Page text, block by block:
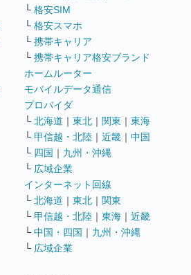
└ 格安SIM
└ 格安スマホ
└ 携帯キャリア
└ 携帯キャリア格安ブランド
ホームルーター
モバイルデータ通信
プロバイダ
└ 北海道 ｜ 東北 ｜ 関東 ｜ 東海
└ 甲信越・北陸 ｜ 近畿 ｜ 中国
└ 四国 ｜ 九州・沖縄
└ 広域企業
インターネット回線
└ 北海道 ｜ 東北 ｜ 関東
└ 甲信越・北陸 ｜ 東海 ｜ 近畿
└ 中国・四国 ｜ 九州・沖縄
└ 広域企業